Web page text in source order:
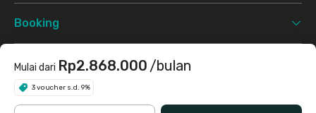
Mulai dari Rp2.868.000 /bulan
3 voucher s.d. 9%
Booking
Support
Syarat & Ketentuan Kebijakan Privasi